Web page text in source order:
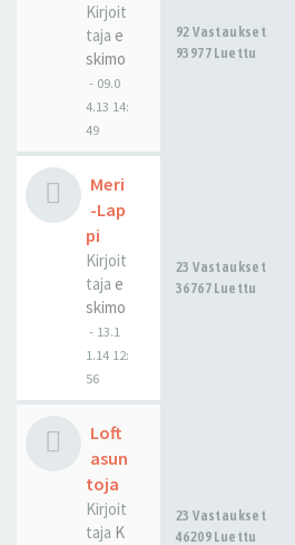
Kirjoit
taja e
skimo
- 09.0
4.13 14:
49
92 Vastaukset
93977 Luettu
Meri
-Lap
pi
Kirjoit
taja e
skimo
- 13.1
1.14 12:
56
23 Vastaukset
36767 Luettu
Loft
asun
toja
Kirjoit
taja K
23 Vastaukset
46209 Luettu